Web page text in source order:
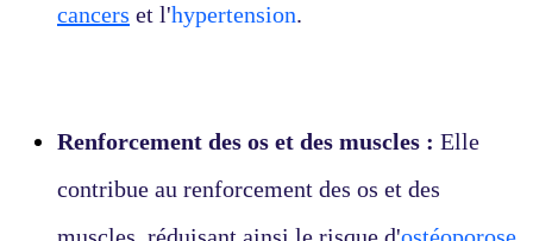
cancers et l'hypertension.
Renforcement des os et des muscles : Elle
contribue au renforcement des os et des